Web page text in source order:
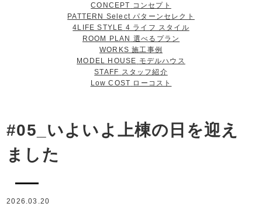
CONCEPT コンセプト
PATTERN Select パターンセレクト
4LIFE STYLE 4 ライフ スタイル
ROOM PLAN 選べるプラン
WORKS 施工事例
MODEL HOUSE モデルハウス
STAFF スタッフ紹介
Low COST ローコスト
#05_いよいよ上棟の日を迎え
ました
2026.03.20